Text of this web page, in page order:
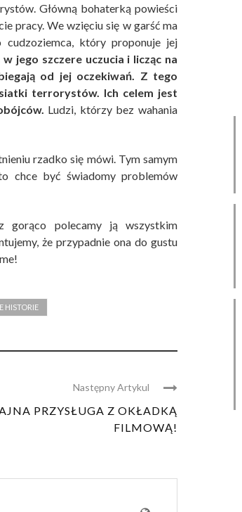
Główną bohaterką powieści
pracy. We wzięciu się w garść ma
który proponuje jej
jego szczere uczucia i licząc na
od jej oczekiwań. Z tego
terrorystów. Ich celem jest
Ludzi, którzy bez wahania
rzadko się mówi. Tym samym
chce być świadomy problemów
gorąco polecamy ją wszystkim
że przypadnie ona do gustu
HISTORIE
Następny Artykul
PRZYSŁUGA Z OKŁADKĄ
FILMOWĄ!